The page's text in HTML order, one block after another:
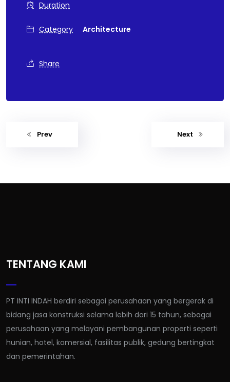
Duration
Category Architecture
Share
Prev Next
TENTANG KAMI
PT INTI INDAH berdiri sebagai perusahaan yang bergerak di
bidang jasa konstruksi selama lebih dari 15 tahun, sebagai
perusahaan yang melayani pembangunan properti seperti
hunian, hotel, komersial, fasilitas publik, gedung bertingkat
dan pemerintahan.